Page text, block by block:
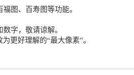
图、百寿图等功能。
字，敬请谅解。
更好理解的“最大像素”。